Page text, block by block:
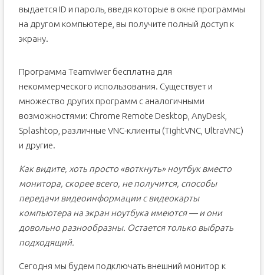
выдается ID и пароль, введя которые в окне программы
на другом компьютере, вы получите полный доступ к
экрану.
Программа Teamviwer бесплатна для
некоммерческого использования. Существует и
множество других программ с аналогичными
возможностями: Chrome Remote Desktop, AnyDesk,
Splashtop, различные VNC-клиенты (TightVNC, UltraVNC)
и другие.
Как видите, хоть просто «воткнуть» ноутбук вместо
монитора, скорее всего, не получится, способы
передачи видеоинформации с видеокарты
компьютера на экран ноутбука имеются — и они
довольно разнообразны. Остается только выбрать
подходящий.
Сегодня мы будем подключать внешний монитор к